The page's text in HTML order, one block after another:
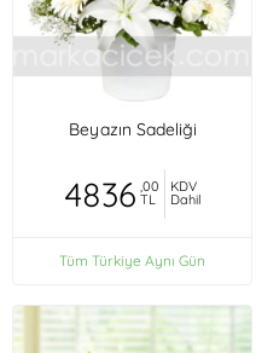
Beyazın Sadeliği
4836 ,00
TL
KDV
Dahil
Tüm Türkiye Aynı Gün